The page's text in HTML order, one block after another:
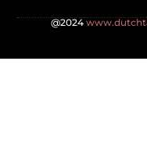
@2024